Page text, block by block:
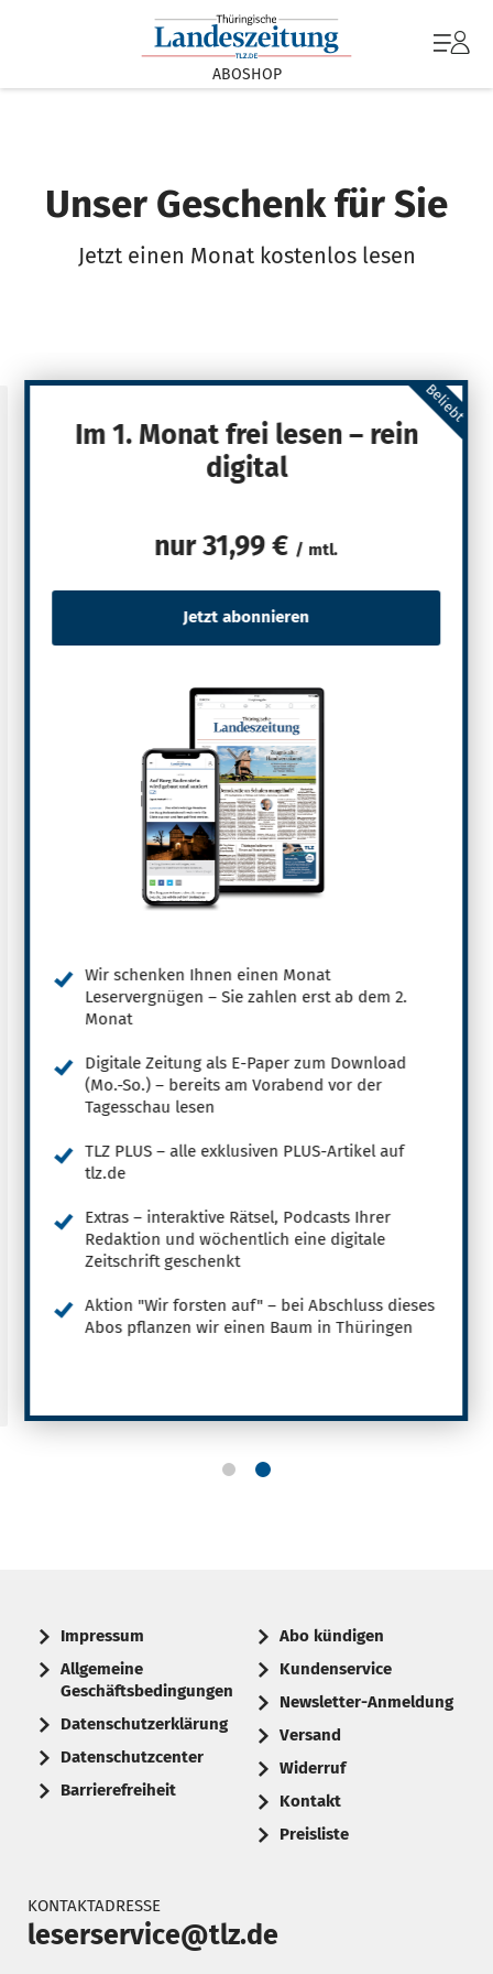
ABOSHOP
Unser Geschenk für Sie
Jetzt einen Monat kostenlos lesen
Beliebt
Im 1. Monat frei lesen – rein
digital
nur31,99 € / mtl.
Wir schenken Ihnen einen Monat
Leservergnügen – Sie zahlen erst ab dem 2.
Monat
Digitale Zeitung als E-Paper zum Download
(Mo.-So.) – bereits am Vorabend vor der
Tagesschau lesen
TLZ PLUS – alle exklusiven PLUS-Artikel auf
tlz.de
Extras – interaktive Rätsel, Podcasts Ihrer
Redaktion und wöchentlich eine digitale
Zeitschrift geschenkt
Aktion "Wir forsten auf" – bei Abschluss dieses
Abos pflanzen wir einen Baum in Thüringen
Impressum
Allgemeine
Geschäftsbedingungen
Datenschutzerklärung
Datenschutzcenter
Barrierefreiheit
Abo kündigen
Kundenservice
Newsletter-Anmeldung
Versand
Widerruf
Kontakt
Preisliste
KONTAKTADRESSE
leserservice@tlz.de